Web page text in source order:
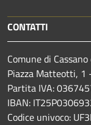
CONTATTI
Comune di Cassano
Piazza Matteotti, 1
Partita IVA:
IBAN:
Codice univoco: